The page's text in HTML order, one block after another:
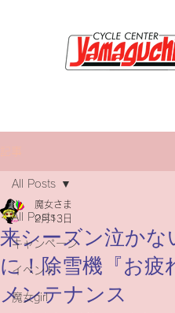
All Posts
キャンペーン
イベント
魔女girl
All Posts
来シーズン泣かな
に！除雪機『お疲
メンテナンス
魔女さま
2月13日